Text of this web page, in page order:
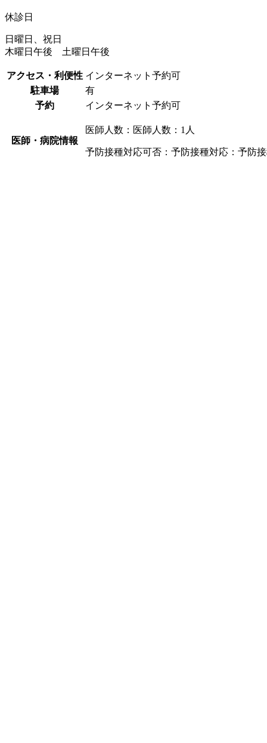
休診日
日曜日、祝日
木曜日午後 土曜日午後
アクセス・利便性 インターネット予約可
駐車場
有
予約
インターネット予約可
医師・病院情報
医師人数：医師人数：1人
予防接種対応可否：予防接種対応：予防